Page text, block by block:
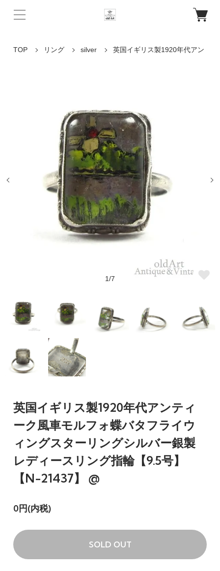
TOP リング silver 英国イギリス製1920年代アン
1/7
英国イギリス製1920年代アンティ
ーク風車モルフォ蝶バタフライウ
ィングスターリングシルバー銀製
レディースリング指輪【9.5号】
【N-21437】 @
0円(内税)
SOLD OUT